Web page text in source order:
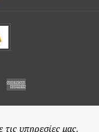
υπηρεσίες μας.